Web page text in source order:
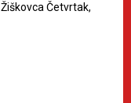
Četvrtak,